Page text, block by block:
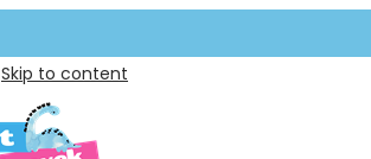
Skip to content